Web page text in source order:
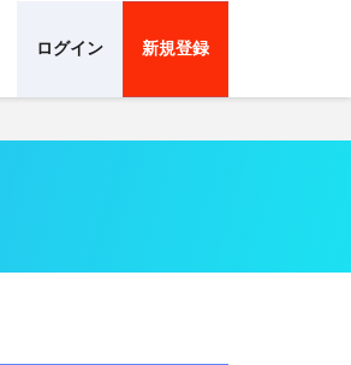
ログイン 新規登録